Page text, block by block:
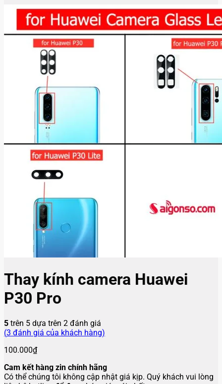
Thay kính camera Huawei
P30 Pro
5 trên 5 dựa trên 2 đánh giá
(3 đánh giá của khách hàng)
100.000₫
Cam kết hàng zin chính hãng
Có thể chúng tôi không cập nhật giá kịp. Quý khách vui lòng